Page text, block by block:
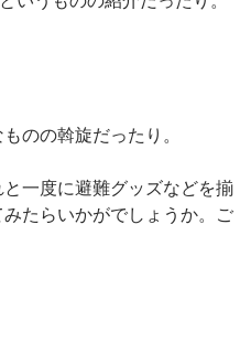
のの斡旋だったり。
一度に避難グッズなどを揃
たらいかがでしょうか。ご